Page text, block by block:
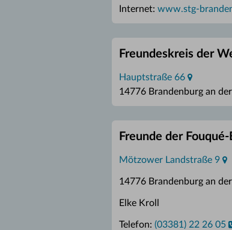
Internet: www.stg-
Freundeskreis der
Hauptstraße 66
14776 Brandenburg an der
Freunde der
Mötzower Landstraße 9
14776 Brandenburg an der
Elke Kroll
Telefon: (03381) 22 26 05